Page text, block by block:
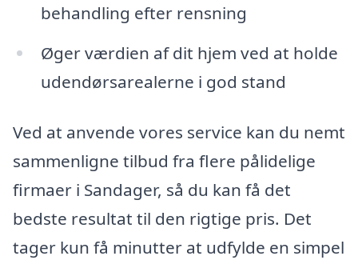
behandling efter rensning
Øger værdien af dit hjem ved at holde
udendørsarealerne i god stand
Ved at anvende vores service kan du nemt
sammenligne tilbud fra flere pålidelige
firmaer i Sandager, så du kan få det
bedste resultat til den rigtige pris. Det
tager kun få minutter at udfylde en simpel